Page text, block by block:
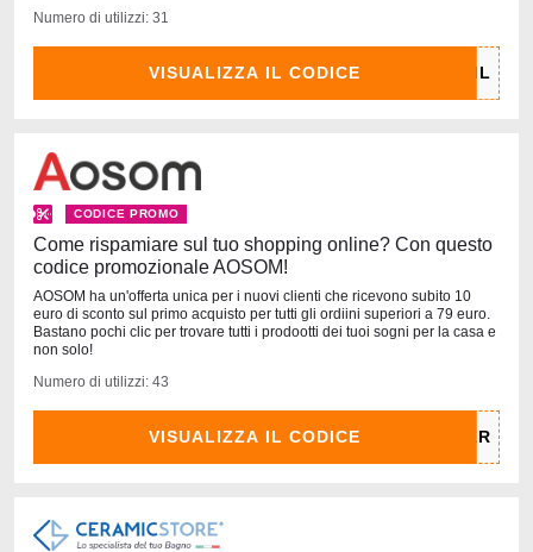
Numero di utilizzi: 31
VISUALIZZA IL CODICE
CODICE PROMO
Come rispamiare sul tuo shopping online? Con questo
codice promozionale AOSOM!
AOSOM ha un'offerta unica per i nuovi clienti che ricevono subito 10
euro di sconto sul primo acquisto per tutti gli ordiini superiori a 79 euro.
Bastano pochi clic per trovare tutti i prodootti dei tuoi sogni per la casa e
non solo!
Numero di utilizzi: 43
VISUALIZZA IL CODICE